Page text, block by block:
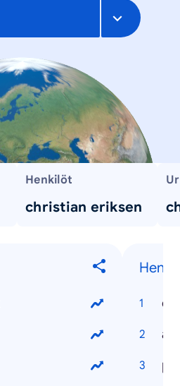
Henkilöt
christian eriksen